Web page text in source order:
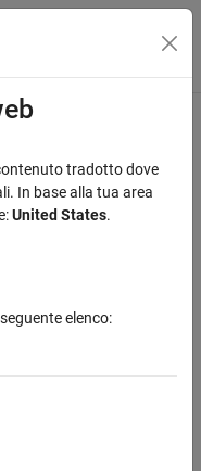
navigazione
tradotto dove
In base alla tua area
United States.
elenco: